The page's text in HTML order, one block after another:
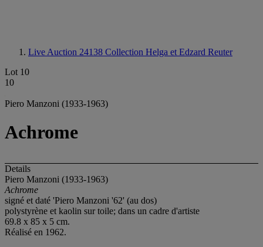
Live Auction 24138 Collection Helga et Edzard Reuter
Lot 10
10
Piero Manzoni (1933-1963)
Achrome
Details
Piero Manzoni (1933-1963)
Achrome
signé et daté 'Piero Manzoni '62' (au dos)
polystyrène et kaolin sur toile; dans un cadre d'artiste
69.8 x 85 x 5 cm.
Réalisé en 1962.